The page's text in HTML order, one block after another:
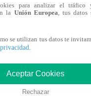
para el Torneo
te
para analizar el tráfico
la Unión Europea , tus datos
se utilizan tus datos te
Aceptar Cookies
Rechazar